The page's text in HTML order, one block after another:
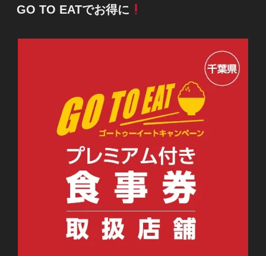
稿
日:
GO TO EATでお得に